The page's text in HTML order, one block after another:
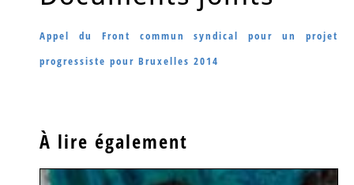
Appel du Front commun syndical pour un projet
progressiste pour Bruxelles 2014
À lire également